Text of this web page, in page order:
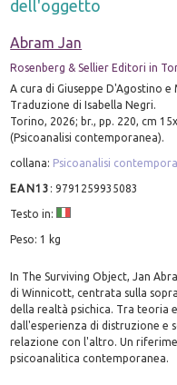
dell'oggetto
Abram Jan
Rosenberg & Sellier Editori in
A cura di Giuseppe D'Agostino e
Traduzione di Isabella Negri.
Torino, 2026; br., pp. 220, cm
(Psicoanalisi contemporanea).
collana: Psicoanalisi
EAN13 :9791259935083
Testo in:
Peso: 1 kg
In The Surviving Object, Jan
di Winnicott, centrata sulla
della realtà psichica. Tra teoria
dall'esperienza di distruzione e
relazione con l'altro. Un
psicoanalitica contemporanea.